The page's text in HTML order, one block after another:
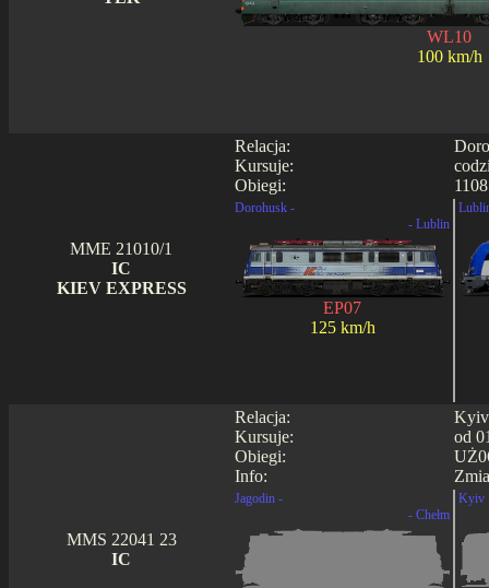
WL10
100 km/h
Relacja:
Kursuje:
Obiegi:
MME 21010/1
IC
KIEV EXPRESS
Dorohusk -
- Lublin
EP07
125 km/h
Relacja:
Kursuje:
Obiegi:
Info:
Kyiv
od
MMS 22041 23
IC
Jagodin -
- Chełm
Kyiv